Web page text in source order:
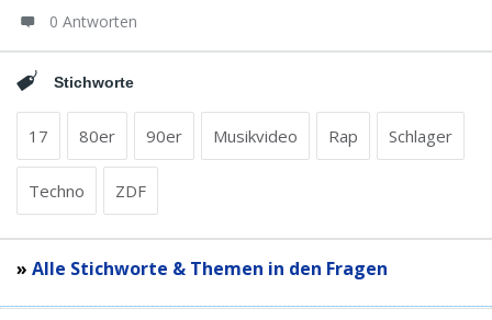
0 Antworten
Stichworte
17 80er 90er Musikvideo Rap Schlager
Techno ZDF
» Alle Stichworte & Themen in den Fragen